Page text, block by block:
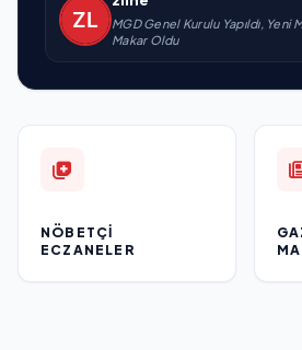
MGD Genel Kurulu Yapıldı, Yeni
Makar Oldu
NÖBETÇI
ECZANELER